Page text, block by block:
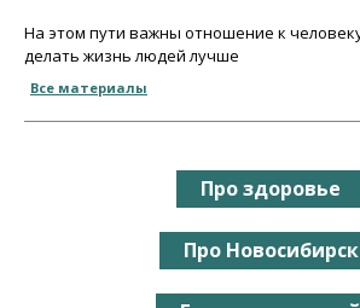
На этом пути важны отношение к
делать жизнь людей лучше
Все материалы
Про здоровье
Про Новосибирск